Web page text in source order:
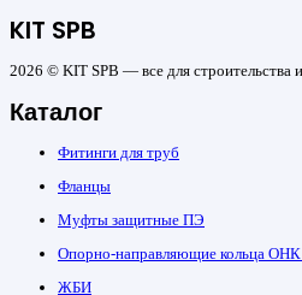
KIT SPB
2026 © KIT SPB — все для строительства
Каталог
Фитинги для труб
Фланцы
Муфты защитные ПЭ
Опорно-направляющие кольца
ЖБИ